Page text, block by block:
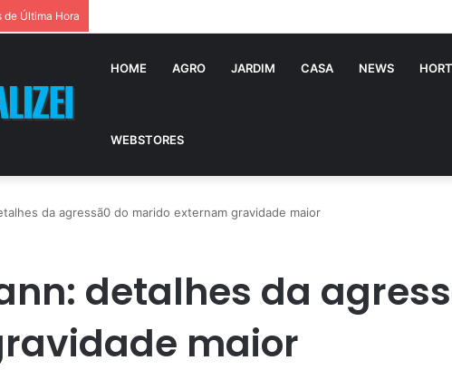
de Última Hora
HOME AGRO JARDIM CASA NEWS
WEBSTORES
da agressã0 do marido externam gravidade maior
detalhes da
maior